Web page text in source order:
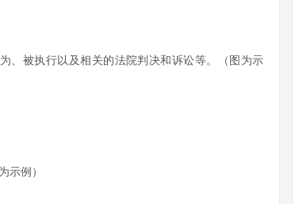
、被执行以及相关的法院判决和诉讼等。 （ 图为示
示例）